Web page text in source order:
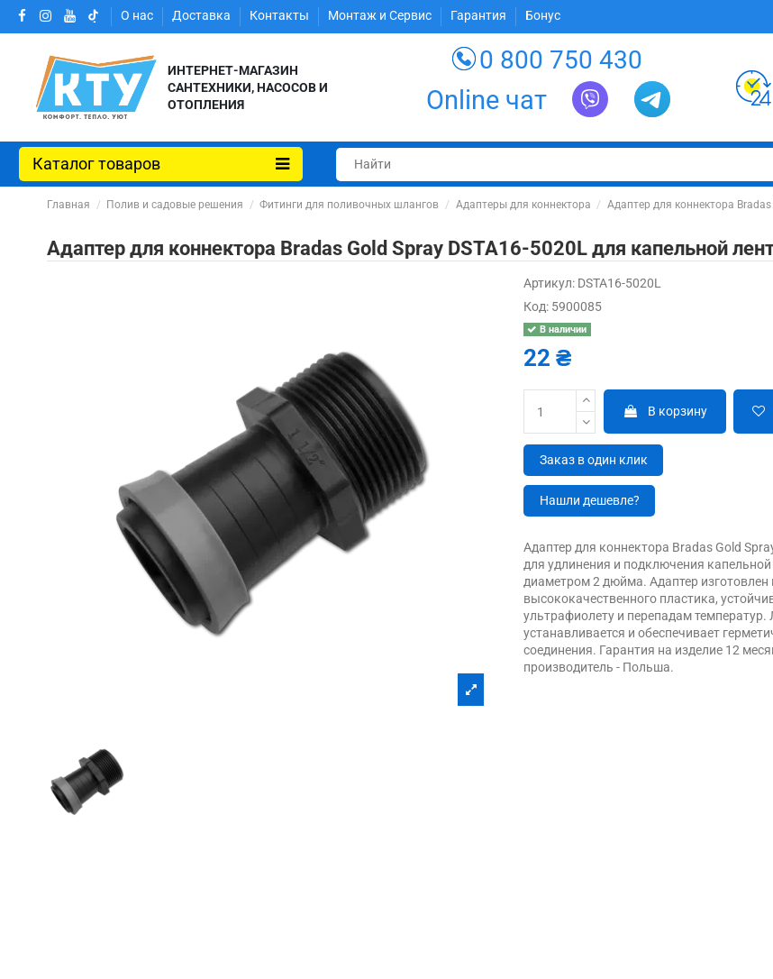
О нас Доставка Контакты Монтаж и Сервис Гарантия Бонус
ИНТЕРНЕТ-МАГАЗИН
САНТЕХНИКИ, НАСОСОВ И
ОТОПЛЕНИЯ
0 800 750 430
Online чат
Каталог товаров
Главная Полив и садовые решения Фитинги для поливочных шлангов Адаптеры для коннектора Адаптер для коннектора
Адаптер для коннектора Bradas Gold Spray DSTA16-5020L для капельной
Артикул: DSTA16-5020L
Код: 5900085
В наличии
22 ₴
В корзину
Заказ в один клик
Нашли дешевле?
Адаптер для коннектора Bradas Gold
для удлинения и подключения
диаметром 2 дюйма. Адаптер изготовлен
высококачественного пластика,
ультрафиолету и перепадам температур.
устанавливается и обеспечивает
соединения. Гарантия на изделие 12
производитель - Польша.